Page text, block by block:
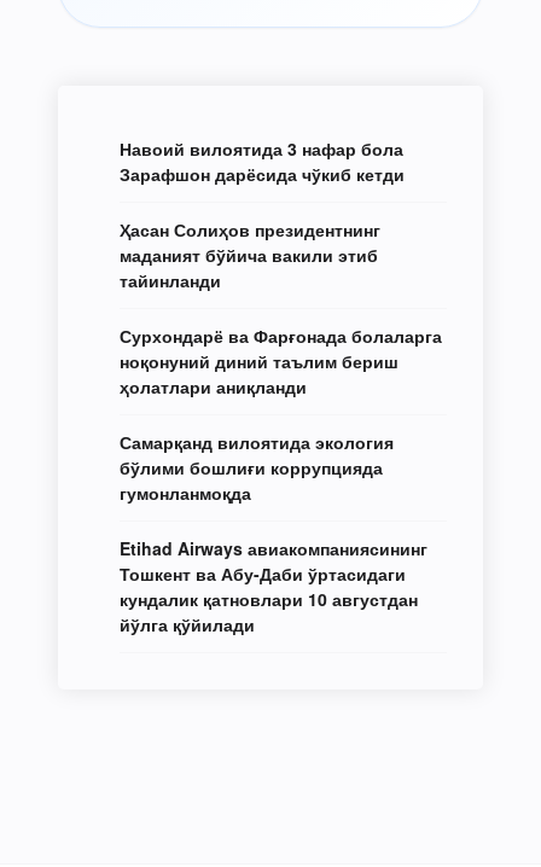
Навоий вилоятида 3 нафар бола
Зарафшон дарёсида чўкиб кетди
Ҳасан Солиҳов президентнинг
маданият бўйича вакили этиб
тайинланди
Сурхондарё ва Фарғонада болаларга
ноқонуний диний таълим бериш
ҳолатлари аниқланди
Самарқанд вилоятида экология
бўлими бошлиғи коррупцияда
гумонланмоқда
Etihad Airways авиакомпаниясининг
Тошкент ва Абу-Даби ўртасидаги
кундалик қатновлари 10 августдан
йўлга қўйилади